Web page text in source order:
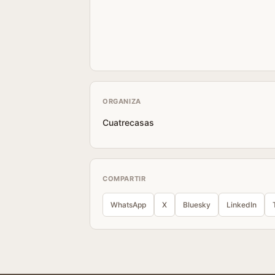
ORGANIZA
Cuatrecasas
COMPARTIR
WhatsApp X Bluesky LinkedIn